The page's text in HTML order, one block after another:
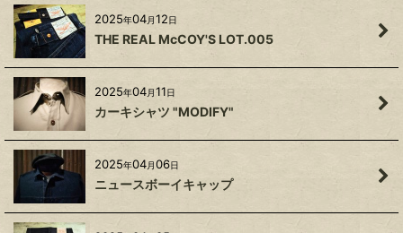
2025年04月12日
THE REAL McCOY'S LOT.005
2025年04月11日
カーキシャツ "MODIFY"
2025年04月06日
ニュースボーイキャップ